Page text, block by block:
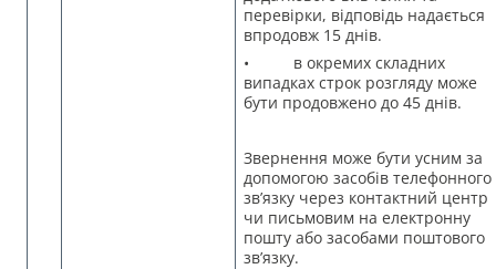
перевірки, відповідь надається
впродовж 15 днів.
• в окремих складних
випадках строк розгляду може
бути продовжено до 45 днів.
Звернення може бути усним за
допомогою засобів телефонного
зв’язку через контактний центр
чи письмовим на електронну
пошту або засобами поштового
зв’язку.